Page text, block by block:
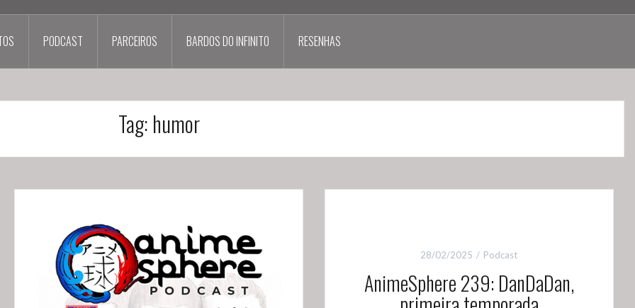
PODCAST PARCEIROS BARDOS DO INFINITO RESENHAS
Tag: humor
28/02/2025 Podcast
AnimeSphere 239: DanDaDan,